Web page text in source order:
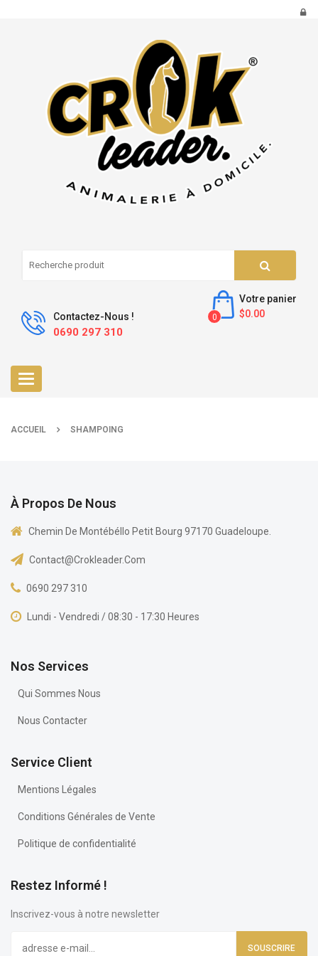
Contactez-Nous !
0690 297 310
Votre panier
$0.00
0
Toggle
navigation
ACCUEIL SHAMPOING
À Propos De Nous
Chemin De Montébéllo Petit Bourg 97170 Guadeloupe.
Contact@crokleader.com
0690 297 310
Lundi - Vendredi / 08:30 - 17:30 Heures
Nos Services
Qui Sommes Nous
Nous Contacter
Service Client
Mentions Légales
Conditions Générales de Vente
Politique de confidentialité
Restez Informé !
Inscrivez-vous à notre newsletter